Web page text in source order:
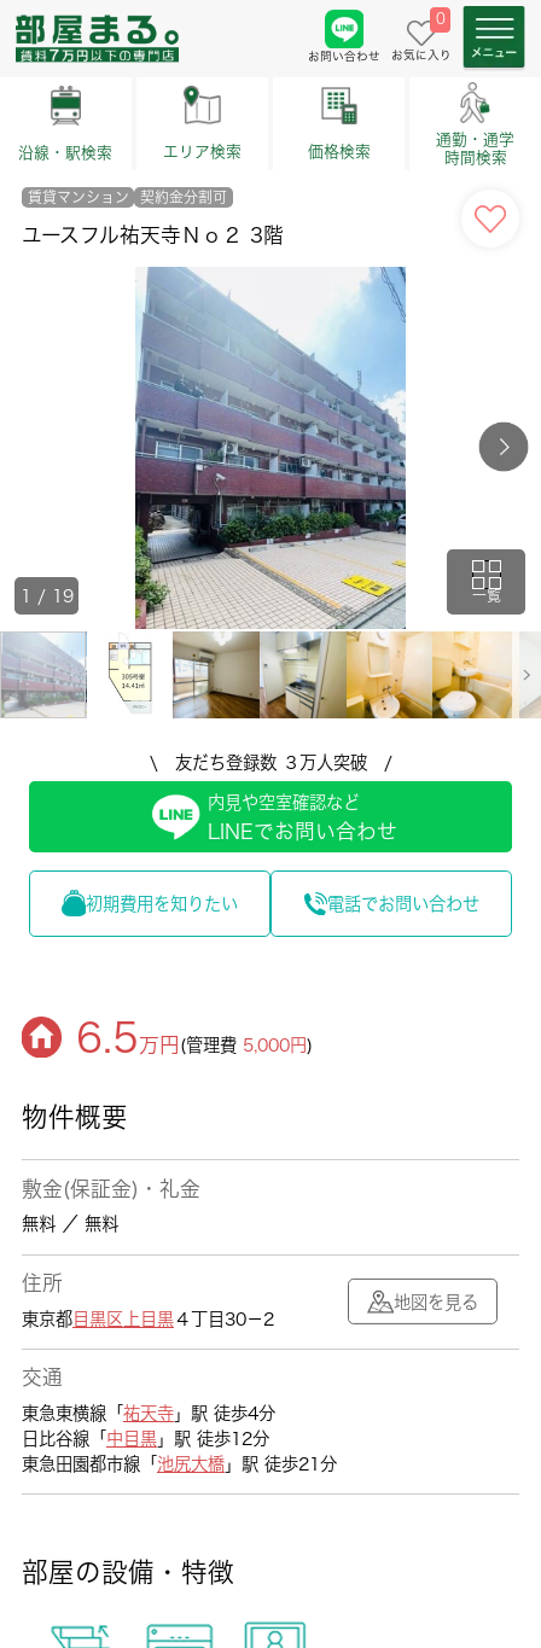
お問い合わせ
0
お気に入り
沿線・駅検索 エリア検索 価格検索
通勤・通学
時間検索
賃貸マンション 契約金分割可
ユースフル祐天寺Ｎｏ２ 3階
一覧
1 / 19
\ 友だち登録数 ３万人突破 /
内見や空室確認など
LINEでお問い合わせ
初期費用を知りたい 電話でお問い合わせ
6.5万円 (管理費 5,000円)
物件概要
敷金(保証金)・礼金
無料 ／ 無料
住所
東京都目黒区 上目黒４丁目30－2
地図を見る
交通
東急東横線「 祐天寺」駅 徒歩4分
日比谷線「 中目黒」駅 徒歩12分
東急田園都市線「 池尻大橋」駅 徒歩21分
部屋の設備・特徴